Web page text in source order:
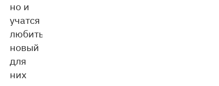
но и
учатся
любить
новый
для
них